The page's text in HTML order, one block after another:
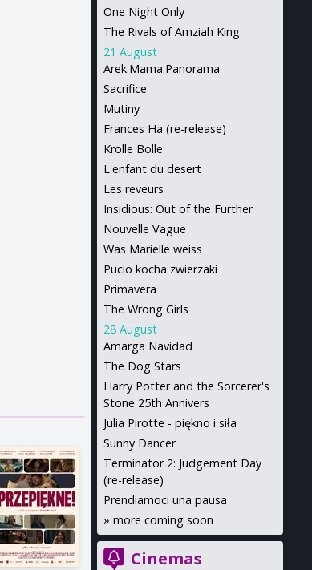
One Night Only
The Rivals of Amziah King
21 August
Arek.Mama.Panorama
Sacrifice
Mutiny
Frances Ha (re-release)
Krolle Bolle
L'enfant du desert
Les reveurs
Insidious: Out of the Further
Nouvelle Vague
Was Marielle weiss
Pucio kocha zwierzaki
Primavera
The Wrong Girls
28 August
Amarga Navidad
The Dog Stars
Harry Potter and the Sorcerer's
Stone 25th Annivers
Julia Pirotte - piękno i siła
Sunny Dancer
Terminator 2: Judgement Day
(re-release)
Prendiamoci una pausa
» more coming soon
Cinemas